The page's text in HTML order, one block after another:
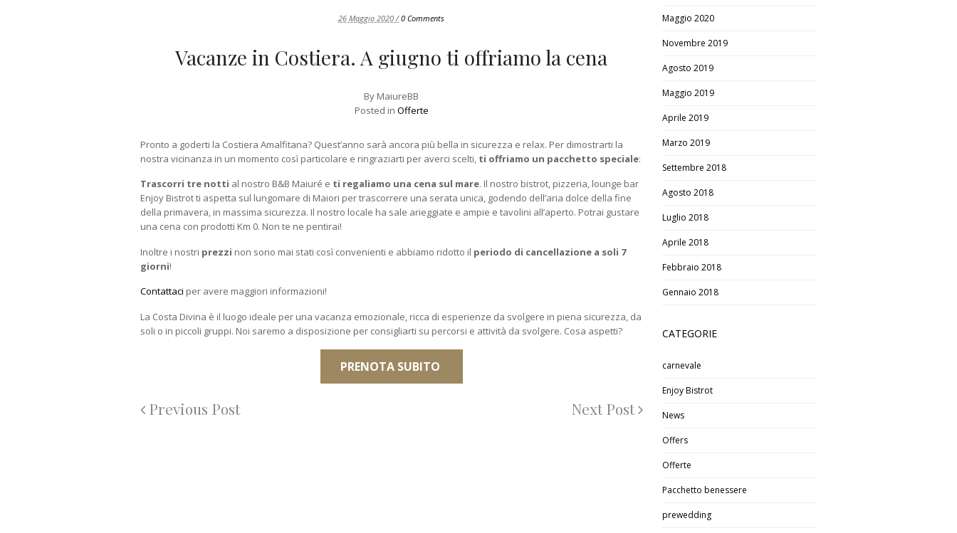
26 Maggio 2020 / 0 Comments
Vacanze in Costiera. A giugno ti offriamo la cena
By MaiureBB
Posted in Offerte
Pronto a goderti la Costiera Amalfitana? Quest’anno sarà ancora più bella in sicurezza e relax. Per dimostrarti la
nostra vicinanza in un momento così particolare e ringraziarti per averci scelti, ti offriamo un pacchetto speciale:
Trascorri tre notti al nostro B&B Maiuré e ti regaliamo una cena sul mare. Il nostro bistrot, pizzeria, lounge bar
Enjoy Bistrot ti aspetta sul lungomare di Maiori per trascorrere una serata unica, godendo dell’aria dolce della fine
della primavera, in massima sicurezza. Il nostro locale ha sale arieggiate e ampie e tavolini all’aperto. Potrai gustare
una cena con prodotti Km 0. Non te ne pentirai!
Inoltre i nostri prezzi non sono mai stati così convenienti e abbiamo ridotto il periodo di cancellazione a soli 7
giorni!
Contattaci per avere maggiori informazioni!
La Costa Divina è il luogo ideale per una vacanza emozionale, ricca di esperienze da svolgere in piena sicurezza, da
soli o in piccoli gruppi. Noi saremo a disposizione per consigliarti su percorsi e attività da svolgere. Cosa aspetti?
PRENOTA SUBITO
Previous Post Next Post
Maggio 2020
Novembre 2019
Agosto 2019
Maggio 2019
Aprile 2019
Marzo 2019
Settembre 2018
Agosto 2018
Luglio 2018
Aprile 2018
Febbraio 2018
Gennaio 2018
CATEGORIE
carnevale
Enjoy Bistrot
News
Offers
Offerte
Pacchetto benessere
prewedding